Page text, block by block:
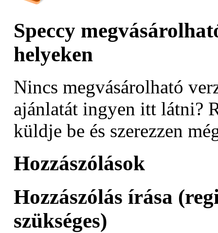
Speccy
helyeken
Nincs megvásárolható
ajánlatát ingyen itt látni?
küldje be és szerezzen
Hozzászólások
Hozzászólás írása
szükséges)